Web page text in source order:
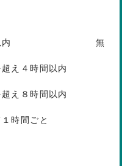
間以内 無
４時間以内
８時間以内
１時間ごと
日